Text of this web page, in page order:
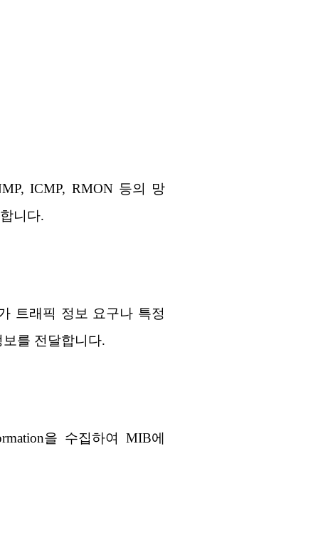
ICMP, RMON 등의 망
니다.
트래픽 정보 요구나 특정
를 전달합니다.
을 수집하여 MIB에